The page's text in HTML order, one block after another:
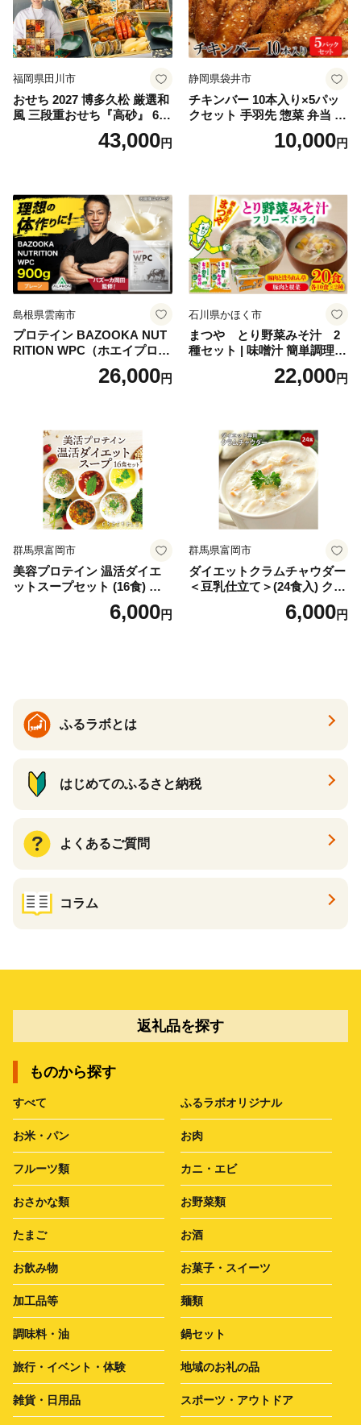
福岡県田川市
おせち 2027 博多久松 厳選和
風 三段重おせち『高砂』 6.5
寸 3段重 2～3人前 おせち料
理 重箱 お正月 冷凍おせち 縁
ち 本格おせち おせち予約 年
末 年始 お取り寄せ 新春 贅沢
おせち こだわりおせち 惣菜
老舗おせち ふるさと納税お
せち 御節 お節料理 正月 調理
不要 おせち料理2027
43,000円
静岡県袋井市
チキンバー 10本入り×5パッ
クセット 手羽先 惣菜 弁当 お
かず お酒 おつまみ ギフト キ
ャンプ アウトドア キャンプ
10,000円
島根県雲南市
プロテイン BAZOOKA NUT
RITION WPC（ホエイプロテ
イン）＜プレーン＞ 900g｜
バズーカ岡田監修・植物由来
ロン [AIEN005]
26,000円
石川県かほく市
まつや とり野菜みそ汁 2
種セット | 味噌汁 簡単調理
お味噌 おみそ みそ とり野菜
時短料理 時短ごはん ご当地
22,000円
群馬県富岡市
美容プロテイン 温活ダイエ
ットスープセット (16食) 小
分け スープ 食べ比べ セット
詰合せ クラムチャウダー チ
6,000円
群馬県富岡市
ダイエットクラムチャウダー
＜豆乳仕立て＞(24食入) クラ
ムチャウダー 豆乳 ダイエッ
ト スープ プロテイン たんぱ
6,000円
ふるラボとは
はじめてのふるさと納税
よくあるご質問
コラム
返礼品を探す
ものから探す
すべて ふるラボオリジナル
お米・パン お肉
フルーツ類 カニ・エビ
おさかな類 お野菜類
たまご お酒
お飲み物 お菓子・スイーツ
加工品等 麺類
調味料・油 鍋セット
旅行・イベント・体験 地域のお礼の品
雑貨・日用品 スポーツ・アウトドア